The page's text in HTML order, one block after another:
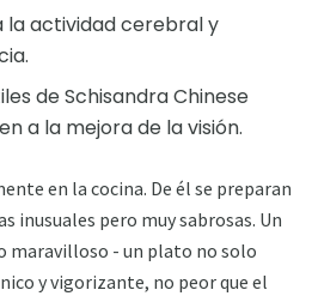
la actividad cerebral y
de Schisandra Chinese
a la mejora de la visión.
en la cocina. De él se preparan
inusuales pero muy sabrosas. Un
maravilloso - un plato no solo
y vigorizante, no peor que el